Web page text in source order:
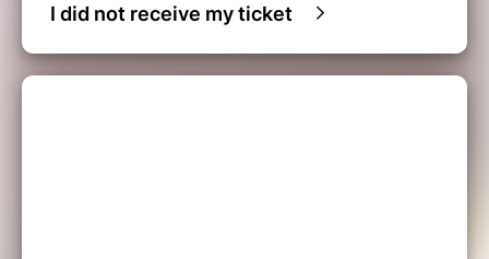
I did not receive my ticket